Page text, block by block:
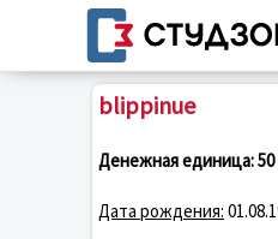
blippinue
Денежная единица:50
Дата рождения: